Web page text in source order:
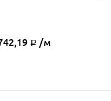
Р /м